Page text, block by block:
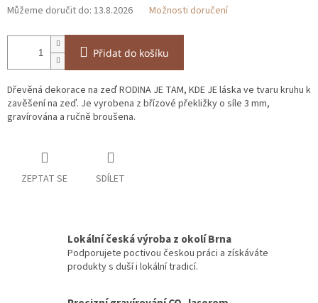
Můžeme doručit do: 13.8.2026 Možnosti doručení
Přidat do košíku
Dřevěná dekorace na zeď RODINA JE TAM, KDE JE láska ve tvaru kruhu k
zavěšení na zeď. Je vyrobena z břízové překližky o síle 3 mm,
gravírována a ručně broušena.
ZEPTAT SE SDÍLET
Lokální česká výroba z okolí Brna
Podporujete poctivou českou práci a získáváte
produkty s duší i lokální tradicí.